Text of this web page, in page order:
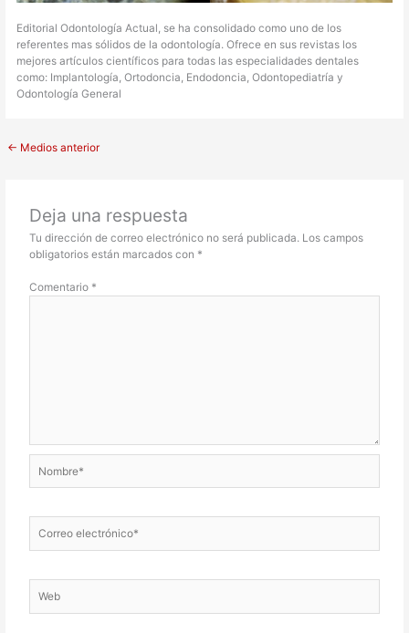
Editorial Odontología Actual, se ha consolidado como uno de los
referentes mas sólidos de la odontología. Ofrece en sus revistas los
mejores artículos científicos para todas las especialidades dentales
como: Implantología, Ortodoncia, Endodoncia, Odontopediatría y
Odontología General
← Medios anterior
Deja una respuesta
Tu dirección de correo electrónico no será publicada. Los campos
obligatorios están marcados con *
Comentario *
electrónico*